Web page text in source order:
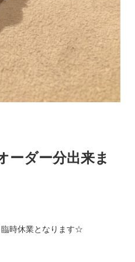
ーダー分出来ま
臨時休業となります☆